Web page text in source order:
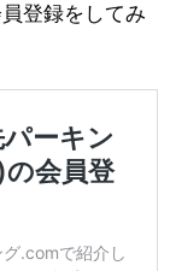
登録をしてみ